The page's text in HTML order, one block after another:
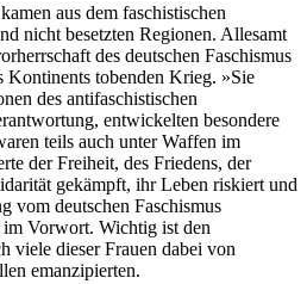
aus dem faschistischen
nicht besetzten Regionen. Allesamt
des deutschen Faschismus
Kontinents tobenden Krieg. »Sie
des antifaschistischen
entwickelten besondere
teils auch unter Waffen im
der Freiheit, des Friedens, der
gekämpft, ihr Leben riskiert und
vom deutschen Faschismus
Vorwort. Wichtig ist den
viele dieser Frauen dabei von
emanzipierten.